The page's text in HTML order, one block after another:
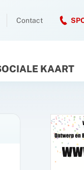
Contact
KAART